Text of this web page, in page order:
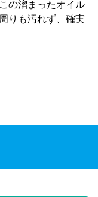
の溜まったオイル
りも汚れず、確実